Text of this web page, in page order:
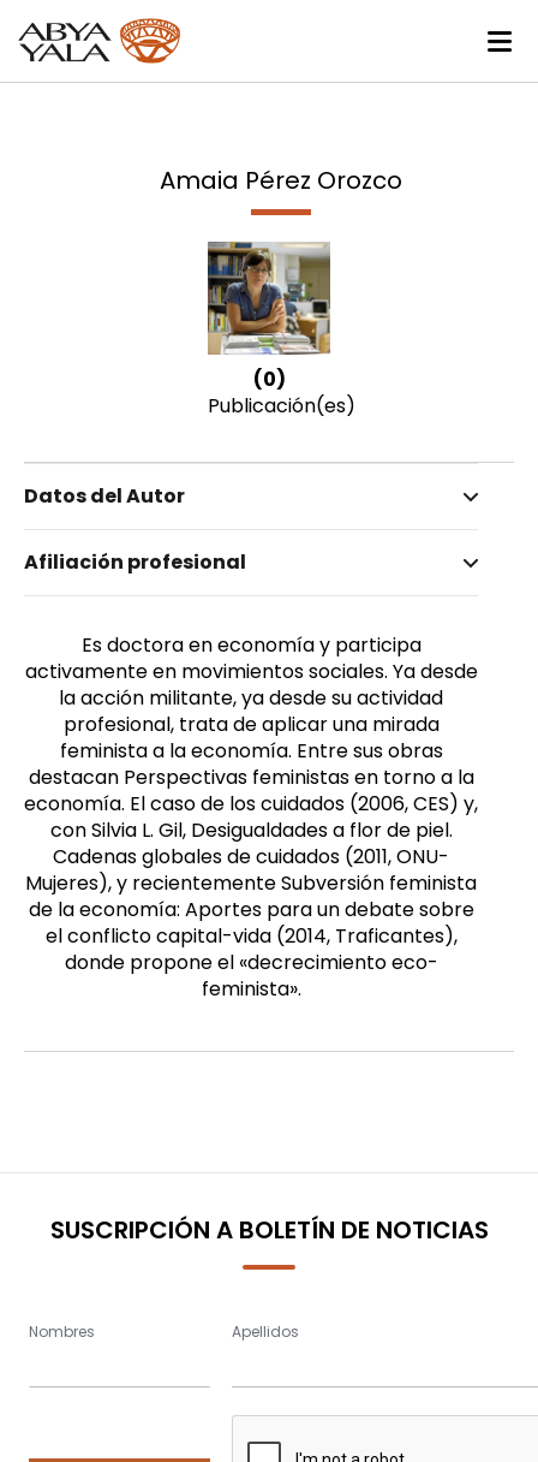
Amaia Pérez Orozco
(0)
Publicación(es)
Datos del Autor
Pérez Orozco, Amaia
Femenino
Afiliación profesional
Es doctora en economía y participa
activamente en movimientos sociales. Ya desde
la acción militante, ya desde su actividad
profesional, trata de aplicar una mirada
feminista a la economía. Entre sus obras
destacan Perspectivas feministas en torno a la
economía. El caso de los cuidados (2006, CES) y,
con Silvia L. Gil, Desigualdades a flor de piel.
Cadenas globales de cuidados (2011, ONU-
Mujeres), y recientemente Subversión feminista
de la economía: Aportes para un debate sobre
el conflicto capital-vida (2014, Traficantes),
donde propone el «decrecimiento eco-
feminista».
SUSCRIPCIÓN A BOLETÍN DE NOTICIAS
Nombres Apellidos